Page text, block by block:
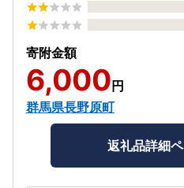
寄附金額
6,000 円
群馬県長野原町
返礼品詳細